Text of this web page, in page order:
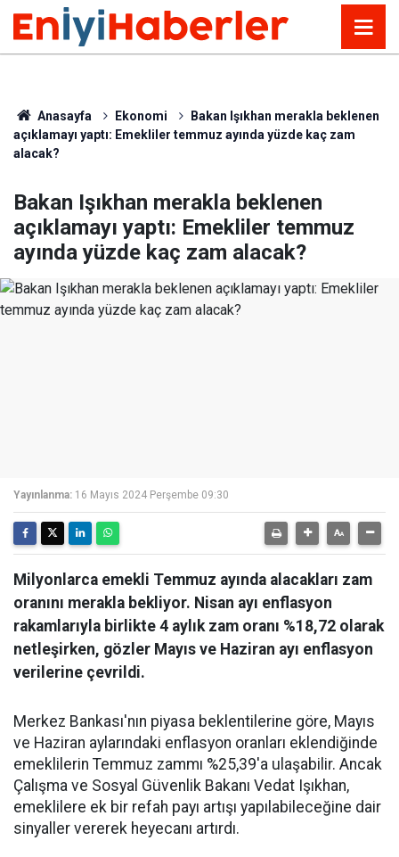
Anasayfa Ekonomi
Bakan Işıkhan merakla beklenen
açıklamayı yaptı: Emekliler temmuz ayında yüzde kaç zam
alacak?
Bakan Işıkhan merakla beklenen
açıklamayı yaptı: Emekliler temmuz
ayında yüzde kaç zam alacak?
Yayınlanma: 16 Mayıs 2024 Perşembe 09:30
Milyonlarca emekli Temmuz ayında alacakları zam
oranını merakla bekliyor. Nisan ayı enflasyon
rakamlarıyla birlikte 4 aylık zam oranı %18,72 olarak
netleşirken, gözler Mayıs ve Haziran ayı enflasyon
verilerine çevrildi.
Merkez Bankası'nın piyasa beklentilerine göre, Mayıs
ve Haziran aylarındaki enflasyon oranları eklendiğinde
emeklilerin Temmuz zammı %25,39'a ulaşabilir. Ancak
Çalışma ve Sosyal Güvenlik Bakanı Vedat Işıkhan,
emeklilere ek bir refah payı artışı yapılabileceğine dair
sinyaller vererek heyecanı artırdı.